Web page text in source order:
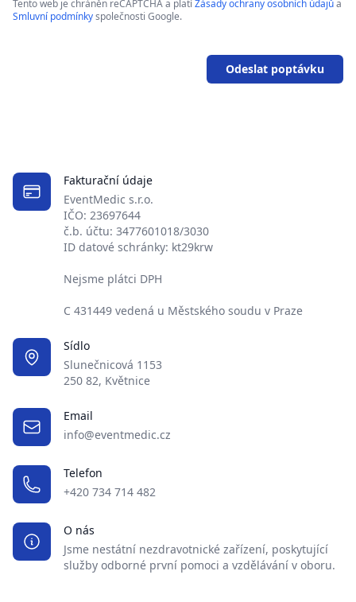
Fakturační údaje
EventMedic s.r.o.
IČO: 23697644
č.b. účtu: 3477601018/3030
ID datové schránky: kt29krw
Nejsme plátci DPH
C 431449 vedená u Městského soudu v Praze
Sídlo
Slunečnicová 1153
250 82, Květnice
Email
info@eventmedic.cz
Telefon
+420 734 714 482
O nás
Jsme nestátní nezdravotnické zařízení, poskytující
služby odborné první pomoci a vzdělávání v oboru.
Tento web je chráněn reCAPTCHA a platíZásady ochrany osobních údajůa
Smluvní podmínkyspolečnosti Google.
Odeslat poptávku